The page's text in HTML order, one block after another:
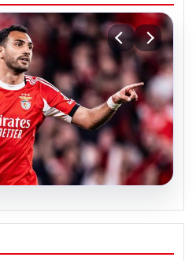
hattına dev
gol makinesi